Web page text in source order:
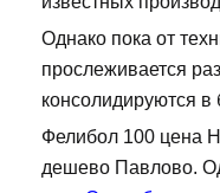
Однако пока от
прослеживается
консолидируются в
Фелибол 100 цена
дешево Павлово.